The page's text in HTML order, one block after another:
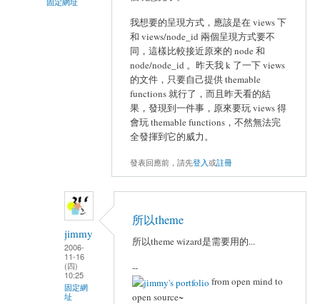
我想要的呈現方式，應該是在 views 下
和 views/node_id 兩個呈現方式要不
同，這樣比較接近原來的 node 和
node/node_id 。昨天我 k 了一下 views
的文件，只要自己提供 themable
functions 就行了，而且昨天看的結
果，發現到一件事，原來要玩 views 得
會玩 themable functions，不然無法完
全發揮到它的威力。
發表回應前，請先登入或註冊
jimmy
2006-
11-16
(四)
10:25
固定網
址
所以theme
所以theme wizard是需要用的...
--
from open mind to
open source~